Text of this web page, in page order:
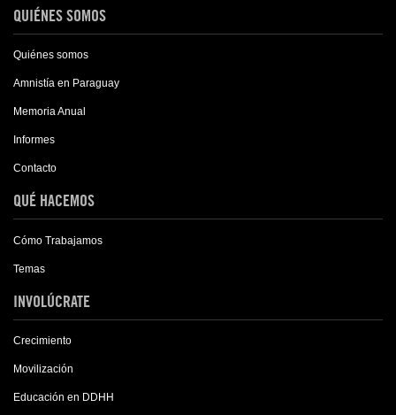
QUIÉNES SOMOS
Quiénes somos
Amnistía en Paraguay
Memoria Anual
Informes
Contacto
QUÉ HACEMOS
Cómo Trabajamos
Temas
INVOLÚCRATE
Crecimiento
Movilización
Educación en DDHH